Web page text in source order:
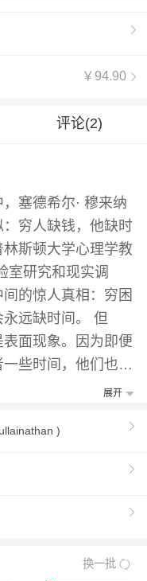
￥94.90
评论(2)
塞德希尔· 穆来纳
穷人缺钱，他缺时
斯顿大学心理学教
室研究和现实调
的惊人真相：穷困
远缺时间。 但
面现象。因为即便
些时间，他们也无
心态会让我们无法
习惯于应付匮乏的
到“管子”之中的事
种“专心致志”反而
人之间产生了巨大
展开
)
换一批